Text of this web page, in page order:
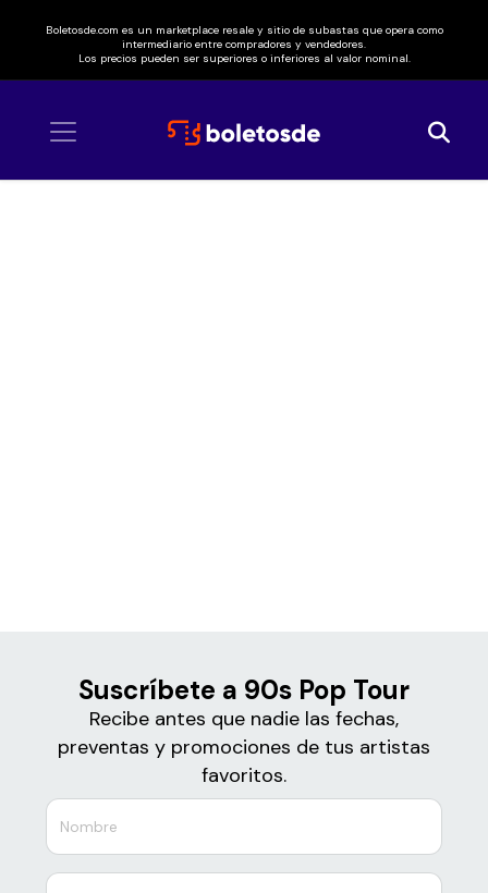
Boletosde.com es un marketplace resale y sitio de subastas que opera como
intermediario entre compradores y vendedores.
Los precios pueden ser superiores o inferiores al valor nominal.
Suscríbete a 90s Pop Tour
Recibe antes que nadie las fechas,
preventas y promociones de tus artistas
favoritos.